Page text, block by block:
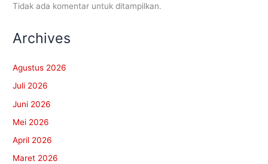
Tidak ada komentar untuk ditampilkan.
Archives
Agustus 2026
Juli 2026
Juni 2026
Mei 2026
April 2026
Maret 2026